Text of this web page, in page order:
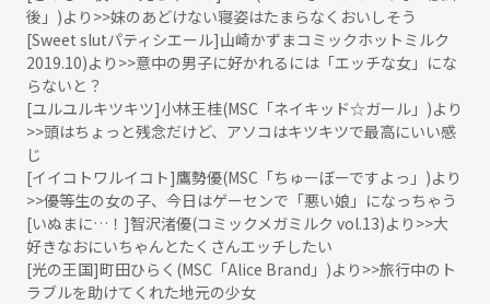
後」)より>>妹のあどけない寝姿はたまらなくおいしそう
[Sweet slutパティシエール]山崎かずまコミックホットミルク
2019.10)より>>意中の男子に好かれるには「エッチな女」にな
らないと？
[ユルユルキツキツ]小林王桂(MSC「ネイキッド☆ガール」)より
>>頭はちょっと残念だけど、アソコはキツキツで最高にいい感
じ
[イイコトワルイコト]鷹勢優(MSC「ちゅーぼーですよっ」)より
>>優等生の女の子、今日はゲーセンで「悪い娘」になっちゃう
[いぬまに…！]智沢渚優(コミックメガミルク vol.13)より>>大
好きなおにいちゃんとたくさんエッチしたい
[光の王国]町田ひらく(MSC「Alice Brand」)より>>旅行中のト
ラブルを助けてくれた地元の少女